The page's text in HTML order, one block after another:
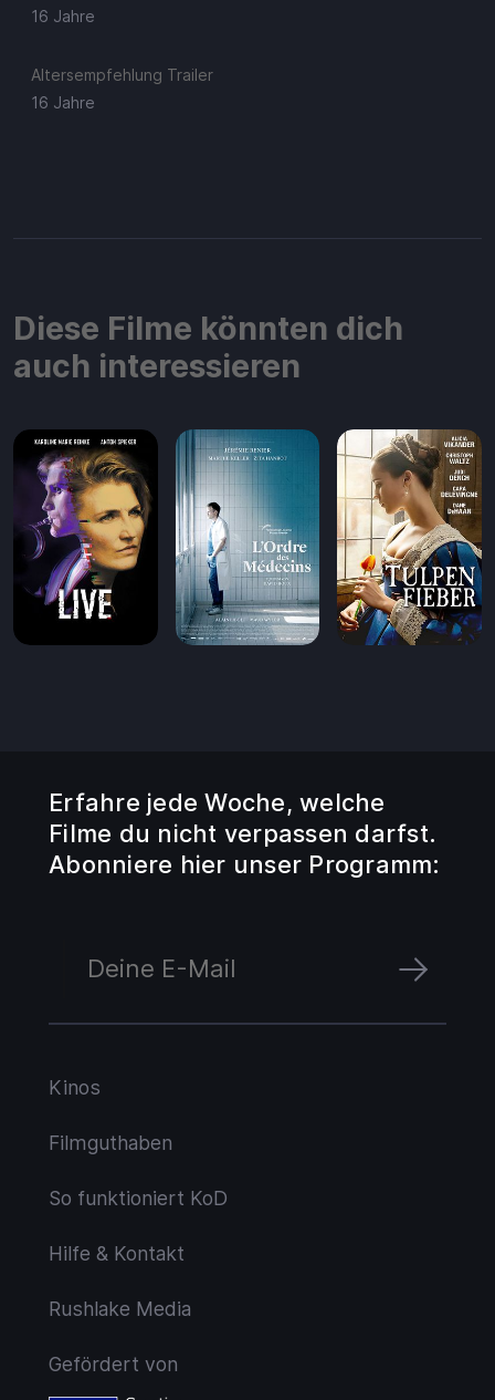
16 Jahre
Altersempfehlung Trailer
16 Jahre
Diese Filme könnten dich
auch interessieren
Erfahre jede Woche, welche
Filme du nicht verpassen darfst.
Abonniere hier unser Programm:
Kinos
Filmguthaben
So funktioniert KoD
Hilfe & Kontakt
Rushlake Media
Gefördert von